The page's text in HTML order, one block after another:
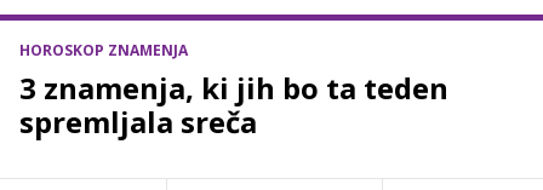
HOROSKOP ZNAMENJA
3 znamenja, ki jih bo ta teden
spremljala sreča